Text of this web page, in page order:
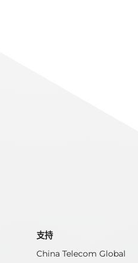
支持
China Telecom Global